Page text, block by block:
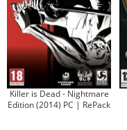
Killer is Dead - Nightmare
Edition (2014) PC | RePack